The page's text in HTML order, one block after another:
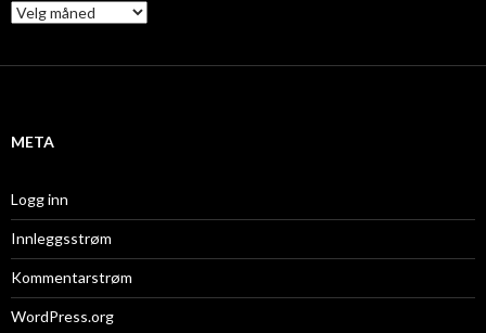
A
r
i
META
Logg inn
Innleggsstrøm
Kommentarstrøm
WordPress.org